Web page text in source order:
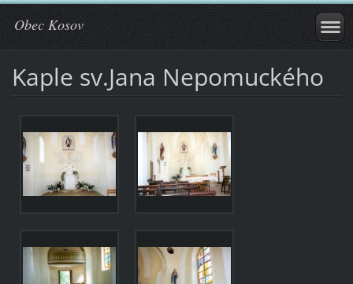
Obec Kosov
Kaple sv.Jana Nepomuckého